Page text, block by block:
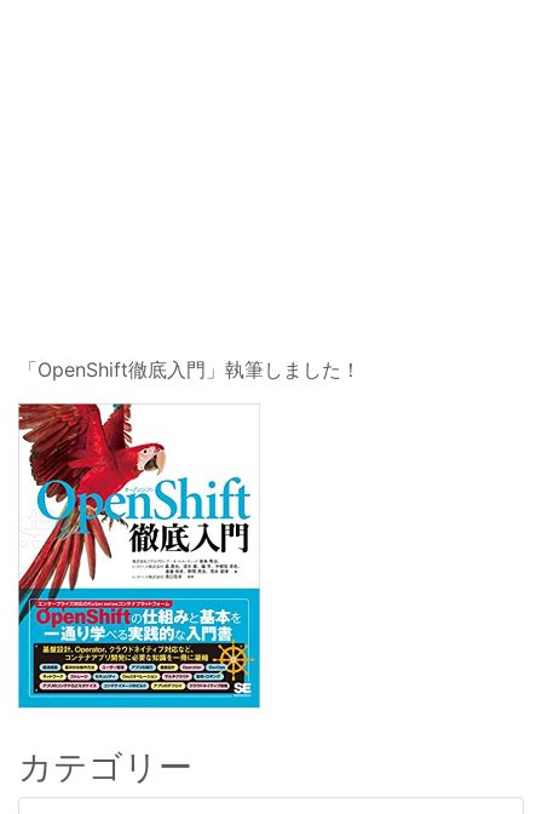
「OpenShift徹底入門」執筆しました！
カテゴリー